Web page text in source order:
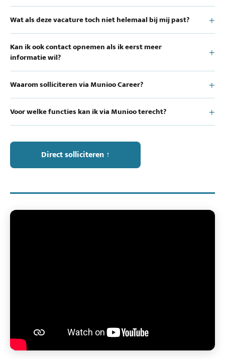
Wat als deze vacature toch niet helemaal bij mij past?
Kan ik ook contact opnemen als ik eerst meer
informatie wil?
Waarom solliciteren via Munioo Career?
Voor welke functies kan ik via Munioo terecht?
Direct solliciteren ↑